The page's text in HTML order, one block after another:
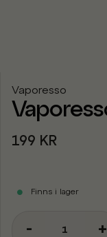
Vaporesso
199 KR
Finns i lager
- +